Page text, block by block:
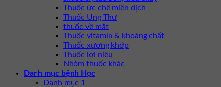
Thuốc ức chế miễn dịch
Thuốc Ung Thư
thuốc về mắt
Thuốc vitamin & khoáng chất
Thuốc xương khớp
Thuốc lợi niệu
Nhóm thuốc khác
Danh mục bệnh Học
Danh mục 1